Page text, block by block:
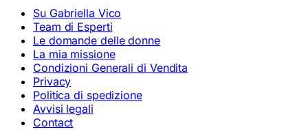
Su Gabriella Vico
Team di Esperti
Le domande delle donne
La mia missione
Condizioni Generali di Vendita
Privacy
Politica di spedizione
Avvisi legali
Contact